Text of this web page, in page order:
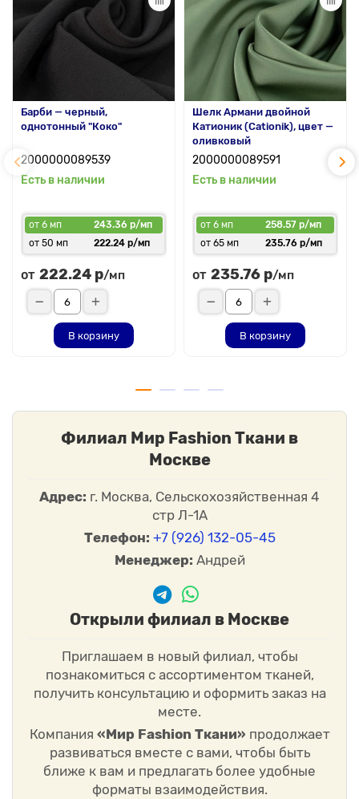
Барби — черный,
однотонный "Коко"
2000000089539
Есть в наличии
от 6 мп
243.36 р/мп
от 50 мп
222.24 р/мп
от 222.24 р/мп
В корзину
Шелк Армани двойной
Катионик (Cationik), цвет —
оливковый
2000000089591
Есть в наличии
от 6 мп
258.57 р/мп
от 65 мп
235.76 р/мп
от 235.76 р/мп
В корзину
Филиал Мир Fashion Ткани в
Москве
Адрес: г. Москва, Сельскохозяйственная 4
стр Л-1А
Телефон: +7 (926) 132-05-45
Менеджер: Андрей
Открыли филиал в Москве
Приглашаем в новый филиал, чтобы
познакомиться с ассортиментом тканей,
получить консультацию и оформить заказ на
месте.
Компания «Мир Fashion Ткани» продолжает
развиваться вместе с вами, чтобы быть
ближе к вам и предлагать более удобные
форматы взаимодействия.